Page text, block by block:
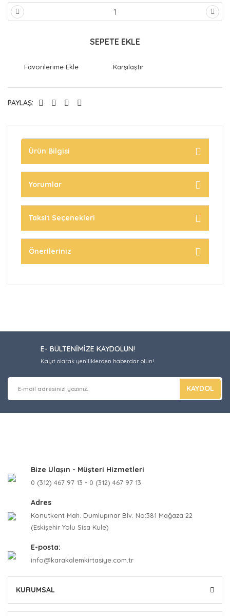
SEPETE EKLE
Karşılaştır
PAYLAŞ:
Ürün Bilgisi
Yorumlar
Taksit Seçenekleri
Önerileriniz
E- BÜLTENİMİZE KAYDOLUN!
Kayıt olarak yeniliklerden haberdar olun!
KAYDOL
Bize Ulaşın - Müşteri Hizmetleri
0 (312) 467 97 13 - 0 (312) 467 97 13
Adres
Konutkent Mah. Dumlupınar Blv. No:381 Mağaza 22
(Eskişehir Yolu Sisa Kule)
E-posta:
info@karakalemkirtasiye.com.tr
KURUMSAL